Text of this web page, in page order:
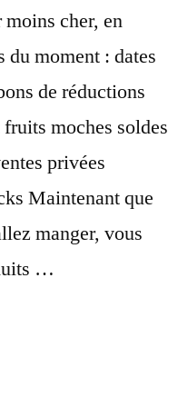
moins cher, en
moment : dates
de réductions
moches soldes
privées
Maintenant que
manger, vous
…